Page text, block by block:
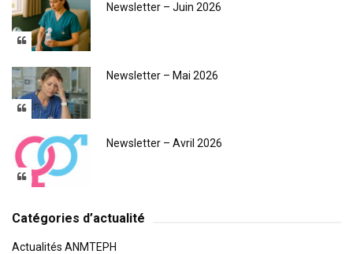
Newsletter – Juin 2026
Newsletter – Mai 2026
Newsletter – Avril 2026
Catégories d’actualité
Actualités ANMTEPH